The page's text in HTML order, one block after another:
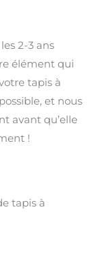
2-3 ans
élément qui
tapis à
et nous
avant qu’elle
!
tapis à